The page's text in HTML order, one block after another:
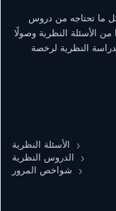
ما تحتاجه من دروس
الأسئلة النظرية وصولًا
النظرية لرخصة
الأسئلة النظرية
الدروس النظرية
شواخص المرور